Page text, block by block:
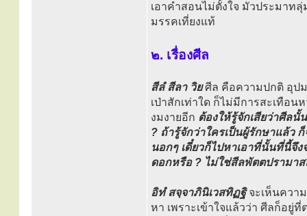
เอาคำสอนไม่ตั้งใจ มัวประมาท
มรรคเที่ยงแท้
๒. เรื่องศีล
สีลํ สีลา วิยศีล คือความปกติ อุปม
เป่าสักเท่าใด ก็ไม่มีการสะเทือน
งมงายอีก ต้องให้รู้จักเสียว่าศีลนั้
? ถ้ารู้จักว่าใครเป็นผู้รักษาแล้ว
นอกๆ เดี๋ยวก็ไปหาเอาที่นั้นที่นี้จึ
ดอกหรือ ? ไม่ใช่สีลพัตตปรามา
อิทํ สจฺจาภินิเวสทิฏฐิจะเห็นความ
หา เพราะเข้าใจแล้วว่า ศีลก็อยู่